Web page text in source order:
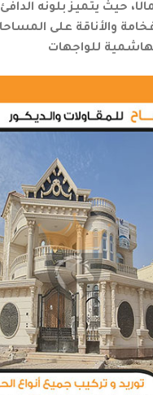
حيث يتميز بلونه الدافئ
والأناقة على
للواجهات